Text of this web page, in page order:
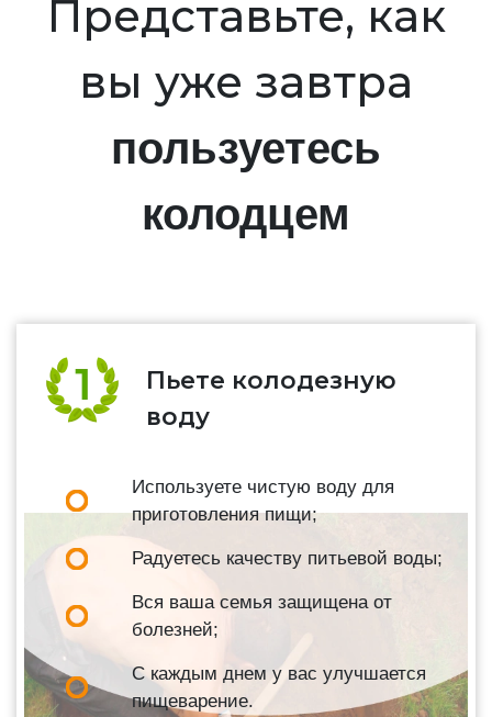
Представьте, как
вы уже завтра
пользуетесь
колодцем
Пьете колодезную
воду
Используете чистую воду для
приготовления пищи;
Радуетесь качеству питьевой воды;
Вся ваша семья защищена от
болезней;
С каждым днем у вас улучшается
пищеварение.